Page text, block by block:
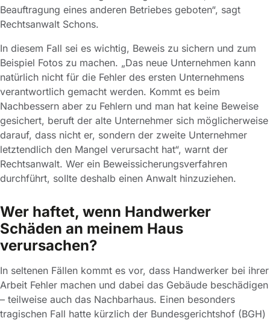
Beauftragung eines anderen Betriebes geboten“, sagt
Rechtsanwalt Schons.
In diesem Fall sei es wichtig, Beweis zu sichern und zum
Beispiel Fotos zu machen. „Das neue Unternehmen kann
natürlich nicht für die Fehler des ersten Unternehmens
verantwortlich gemacht werden. Kommt es beim
Nachbessern aber zu Fehlern und man hat keine Beweise
gesichert, beruft der alte Unternehmer sich möglicherweise
darauf, dass nicht er, sondern der zweite Unternehmer
letztendlich den Mangel verursacht hat“, warnt der
Rechtsanwalt. Wer ein Beweissicherungsverfahren
durchführt, sollte deshalb einen Anwalt hinzuziehen.
Wer haftet, wenn Handwerker
Schäden an meinem Haus
verursachen?
In seltenen Fällen kommt es vor, dass Handwerker bei ihrer
Arbeit Fehler machen und dabei das Gebäude beschädigen
– teilweise auch das Nachbarhaus. Einen besonders
tragischen Fall hatte kürzlich der Bundesgerichtshof (BGH)